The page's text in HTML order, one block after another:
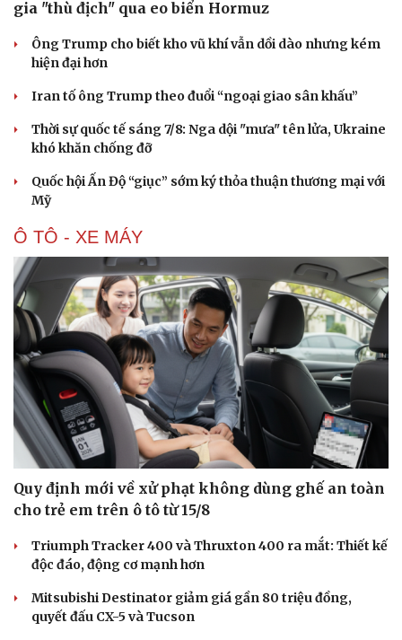
gia "thù địch" qua eo biển Hormuz
Ông Trump cho biết kho vũ khí vẫn dồi dào nhưng kém
hiện đại hơn
Iran tố ông Trump theo đuổi “ngoại giao sân khấu”
Thời sự quốc tế sáng 7/8: Nga dội "mưa" tên lửa, Ukraine
khó khăn chống đỡ
Quốc hội Ấn Độ “giục” sớm ký thỏa thuận thương mại với
Mỹ
Ô TÔ - XE MÁY
Quy định mới về xử phạt không dùng ghế an toàn
cho trẻ em trên ô tô từ 15/8
Triumph Tracker 400 và Thruxton 400 ra mắt: Thiết kế
độc đáo, động cơ mạnh hơn
Mitsubishi Destinator giảm giá gần 80 triệu đồng,
quyết đấu CX-5 và Tucson